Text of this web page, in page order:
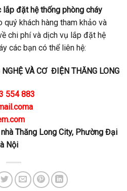
lắp đặt hệ thống phòng cháy
quý khách hàng tham khảo và
chi phí và dịch vụ lắp đặt hệ
các bạn có thể liên hệ:
VÀ CƠ ĐIỆN THĂNG LONG
554 883
Thăng Long City, Phường Đại
Nội